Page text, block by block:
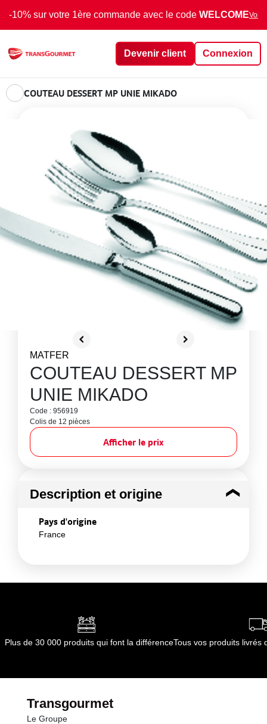
-10% sur votre 1ère commande avec le code WELCOMEVoir
Devenir client Connexion
COUTEAU DESSERT MP UNIE MIKADO
MATFER
COUTEAU DESSERT MP
UNIE MIKADO
Code : 956919
Colis de 12 pièces
Afficher le prix
Description et origine
Pays d'origine
France
Plus de 30 000 produits qui font la différenceTous vos produits livrés
Transgourmet
Le Groupe